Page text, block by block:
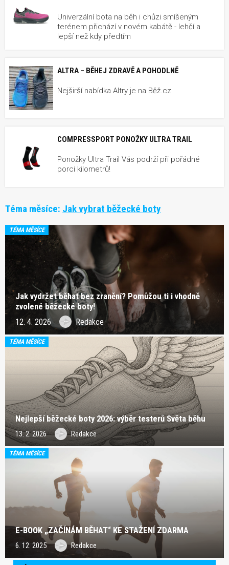
Univerzální bota na běh i chůzi smíšeným
terénem přichází v novém kabátě - lehčí a
lepší než kdy předtím
ALTRA – BĚHEJ ZDRAVĚ A POHODLNĚ
Nejširší nabídka Altry je na Běž.cz
COMPRESSPORT PONOŽKY ULTRA TRAIL
Ponožky Ultra Trail Vás podrží při pořádné
porci kilometrů!
Téma měsíce: Jak vybrat běžecké boty
TÉMA MĚSÍCE
Jak vydržet běhat bez zranění? Pomůžou ti i vhodně
zvolené běžecké boty!
12. 4. 2026 Redakce
TÉMA MĚSÍCE
Nejlepší běžecké boty 2026: výběr testerů Světa běhu
13. 2. 2026 Redakce
TÉMA MĚSÍCE
E-BOOK „ZAČÍNÁM BĚHAT“ KE STAŽENÍ ZDARMA
6. 12. 2025 Redakce